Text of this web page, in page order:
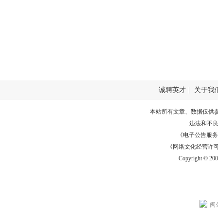
诚聘英才 关于我
本站所有文章、数据仅供
违法和不
《电子公告服务
《网络文化经营许
Copyright ©
闽